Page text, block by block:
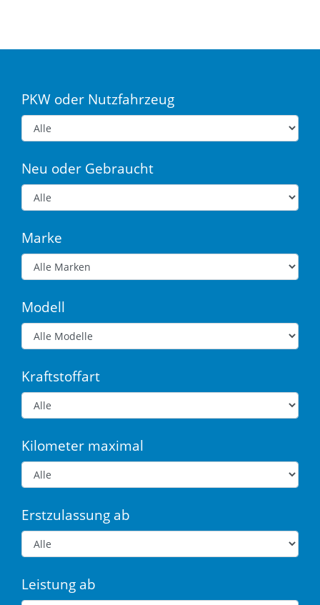
PKW oder Nutzfahrzeug
Neu oder Gebraucht
Marke
Modell
Kraftstoffart
Kilometer maximal
Erstzulassung ab
Leistung ab